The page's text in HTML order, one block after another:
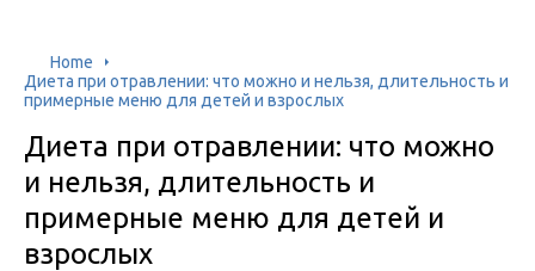
Home
Диета при отравлении: что можно и нельзя, длительность и
примерные меню для детей и взрослых
Диета при отравлении: что можно
и нельзя, длительность и
примерные меню для детей и
взрослых